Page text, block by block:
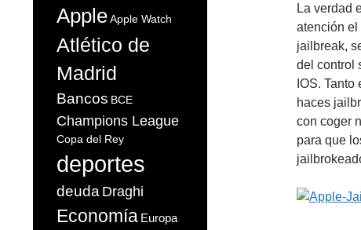
La verdad
atención el
jailbreak,
del control
IOS.
haces
con coger
para que
AppleApple Watch
Atlético de
Madrid
Bancos BCE
Champions League
Copa del Rey
deportes
deuda Draghi
Economía Europa